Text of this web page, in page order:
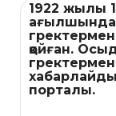
1922 жылы
гректермен
қойған.
хабарлайды
порталы.